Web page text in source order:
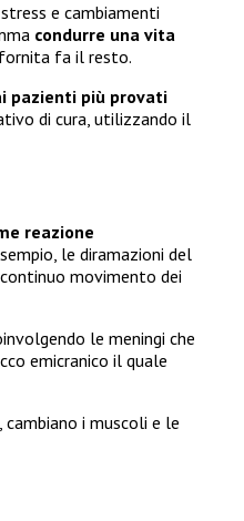
e cambiamenti
condurre una vita
fa il resto.
pazienti più provati
di cura, utilizzando il
reazione
le diramazioni del
movimento dei
le meningi che
emicranico il quale
i muscoli e le